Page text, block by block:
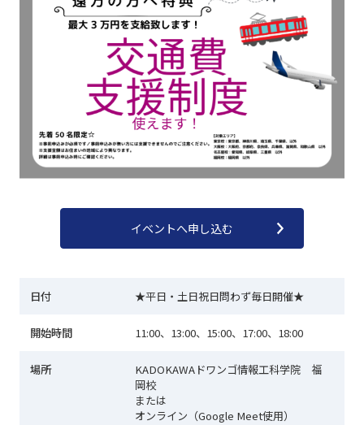
イベントへ申し込む
日付 ★平日・土日祝日問わず毎日開催★
開始時間 11:00、13:00、15:00、17:00、18:00
場所
KADOKAWAドワンゴ情報工科学院 福
岡校
または
オンライン（Google Meet使用）